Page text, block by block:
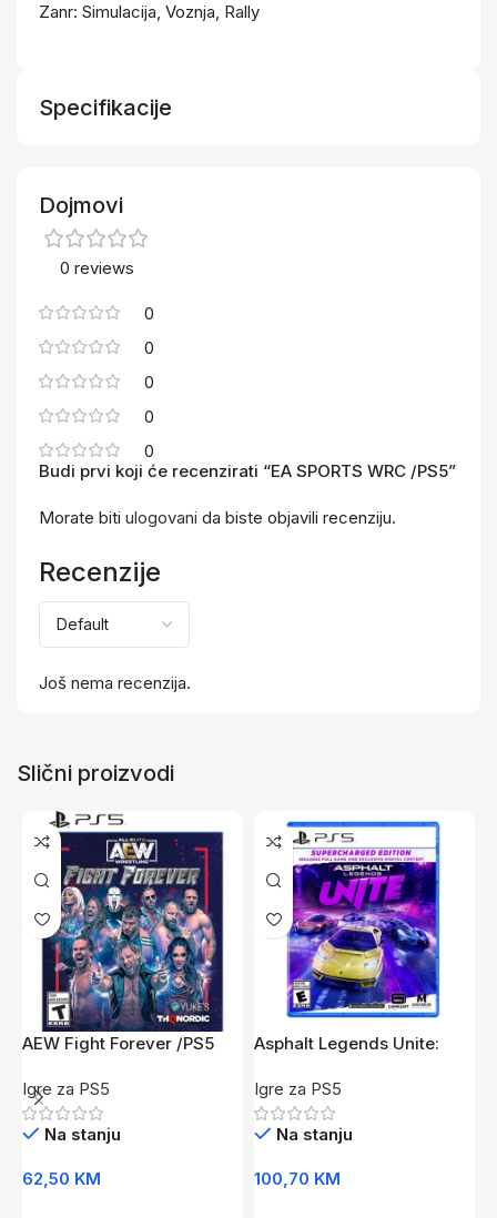
Zanr: Simulacija, Voznja, Rally
Specifikacije
Dojmovi
0 reviews
0
0
0
0
0
Recenzije
Još nema recenzija.
Budi prvi koji će recenzirati “EA SPORTS WRC /PS5”
Morate biti ulogovani da biste objavili recenziju.
Slični proizvodi
AEW Fight Forever /PS5
Igre za PS5
Na stanju
62,50 KM
Asphalt Legends Unite:
Igre za PS5
Na stanju
100,70 KM